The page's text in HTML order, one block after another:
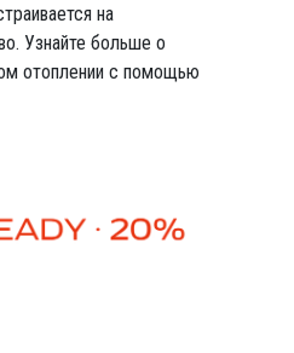
на
Узнайте больше о
отоплении с помощью